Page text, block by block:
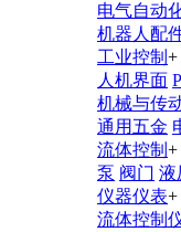
电气自动
机器人配
工业控制 +
人机界面
机械与传
通用五金
流体控制 +
泵 阀门 液
仪器仪表+
流体控制